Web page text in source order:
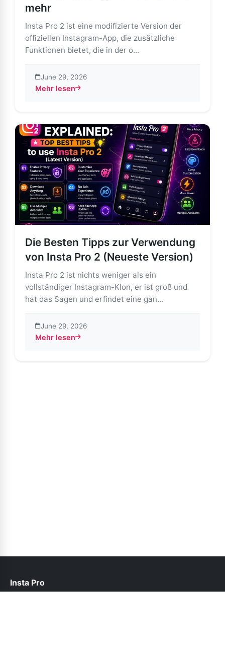
mehr
Insta Pro 2 ist eine modifizierte Version der
offiziellen Instagram-App, die zusätzliche
Funktionen bietet, die in der o...
June 29, 2026
Mehr lesen
about Insta Pro 2 APK: Das Beste aus Instagram
Die Besten Tipps zur Verwendung
von Insta Pro 2 (Neueste Version)
Insta Pro 2 ist nichts weniger als ein
vollständiger Instagram-Klon, er ist groß und
hat das Sagen und erfindet eine gan...
June 29, 2026
Mehr lesen
about Die Besten Tipps zur Verwendung von Insta
Insta Pro